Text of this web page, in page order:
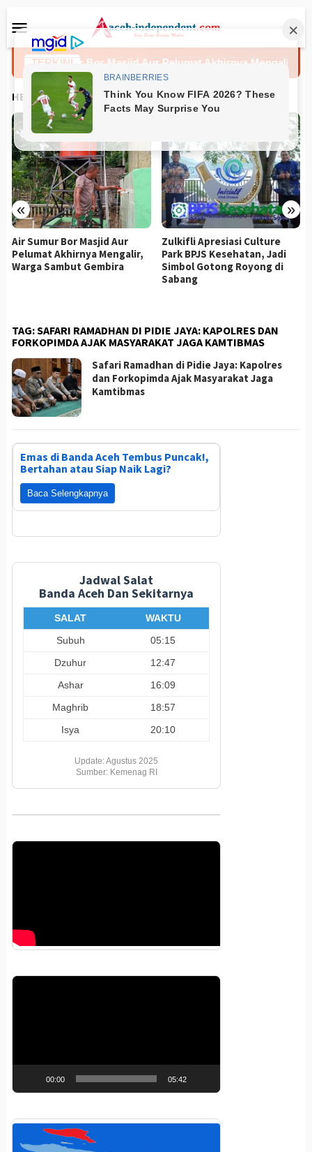
ke
kontenMobile
TERKINI
Air Sumur Bor Masjid Aur Pelumat Akhirnya Mengalir, Warga
HEADLINES
« »
Air Sumur Bor Masjid Aur
Pelumat Akhirnya Mengalir,
Warga Sambut Gembira
Zulkifli Apresiasi Culture
Park BPJS Kesehatan, Jadi
Simbol Gotong Royong di
Sabang
TAG:SAFARI RAMADHAN DI PIDIE JAYA: KAPOLRES DAN
FORKOPIMDA AJAK MASYARAKAT JAGA KAMTIBMAS
Safari Ramadhan di Pidie Jaya: Kapolres
dan Forkopimda Ajak Masyarakat Jaga
Kamtibmas
Emas di Banda Aceh Tembus Puncak!,
Bertahan atau Siap Naik Lagi?
Baca Selengkapnya
Jadwal Salat
Banda Aceh Dan Sekitarnya
SALAT
WAKTU
Subuh
05:15
Dzuhur
12:47
Ashar
16:09
Maghrib
18:57
Isya
20:10
Update: Agustus 2025
Sumber: Kemenag RI
Pemutar
00:00 05:42